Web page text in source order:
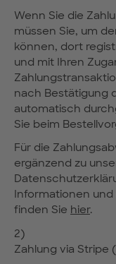
Wenn Sie die
müssen Sie, um
können, dort
und mit Ihren
nach Bestätigung
automatisch
Sie beim
Für die
ergänzend zu
Informationen und
finden Sie hier.
2)
Zahlung via Stripe